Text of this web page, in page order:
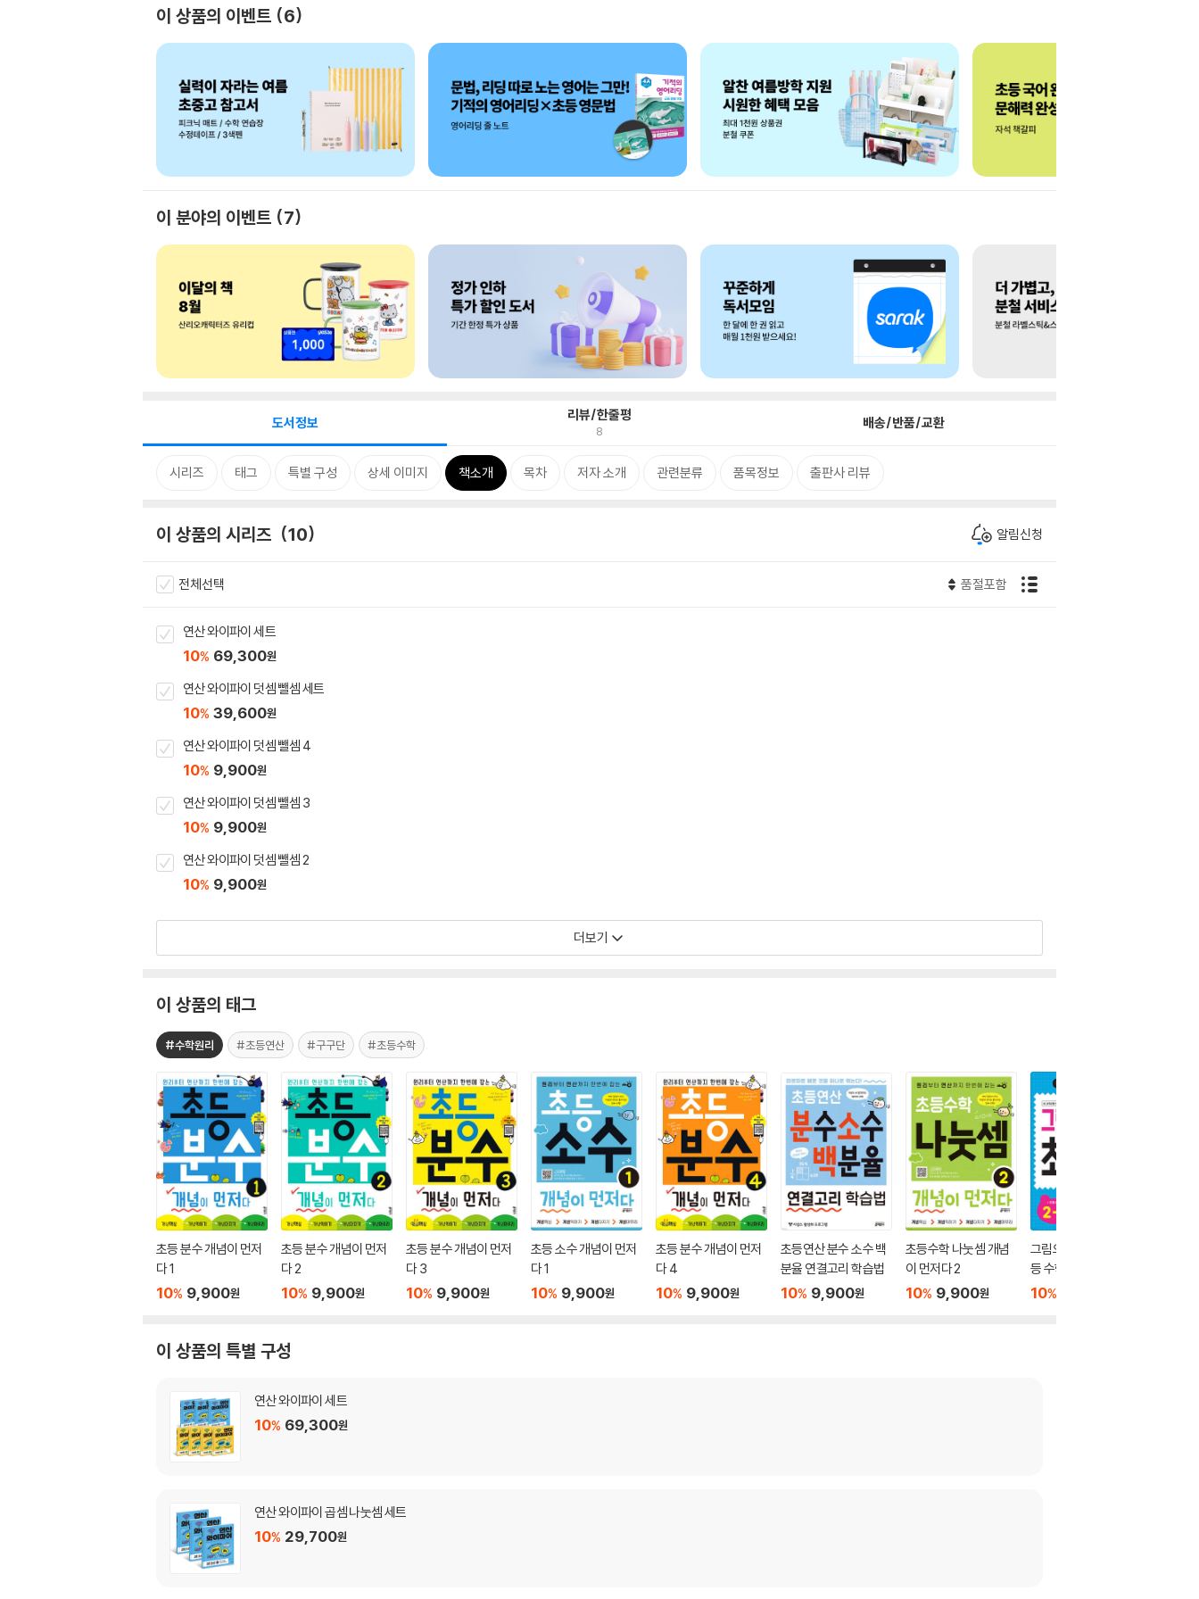
이 상품의 이벤트 6
이 분야의 이벤트 7
도서정보 리뷰/한줄평
8 배송/반품/교환
시리즈 태그 특별 구성 상세 이미지 책소개 목차 저자 소개 관련분류 품목정보 출판사 리뷰
이 상품의 시리즈 10 알림신청
전체선택 품절포함
연산 와이파이 세트
10% 69,300원
연산 와이파이 덧셈 뺄셈 세트
10% 39,600원
연산 와이파이 덧셈 뺄셈 4
10% 9,900원
연산 와이파이 덧셈 뺄셈 3
10% 9,900원
연산 와이파이 덧셈 뺄셈 2
10% 9,900원
더보기
이 상품의 태그
#수학원리 #초등연산 #구구단 #초등수학
초등 분수 개념이 먼저
다 1
10% 9,900원
초등 분수 개념이 먼저
다 2
10% 9,900원
초등 분수 개념이 먼저
다 3
10% 9,900원
초등 소수 개념이 먼저
다 1
10% 9,900원
초등 분수 개념이 먼저
다 4
10% 9,900원
초등연산 분수 소수 백
분율 연결고리 학습법
10% 9,900원
초등수학 나눗셈 개념
이 먼저다 2
10% 9,900원
그림으로 개념 잡는 초
등 수학 2-1 (2026년
용)
10%
이 상품의 특별 구성
연산 와이파이 세트
10% 69,300원
연산 와이파이 곱셈 나눗셈 세트
10% 29,700원